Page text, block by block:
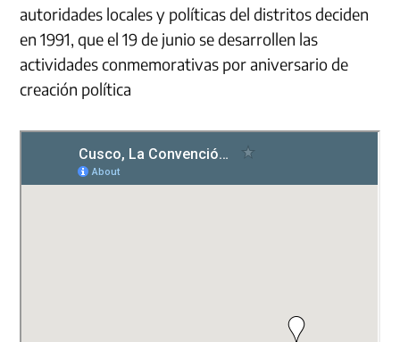
autoridades locales y políticas del distritos deciden
en 1991, que el 19 de junio se desarrollen las
actividades conmemorativas por aniversario de
creación política